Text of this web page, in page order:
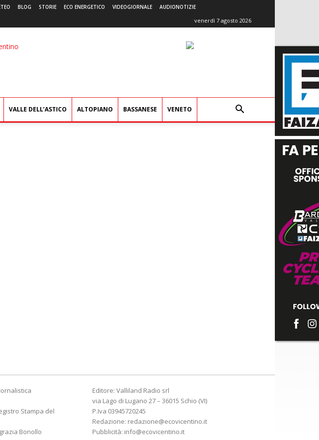
BLOG STORIE ECO ENERGETICO VIDEOGIORNALE AUDIONOTIZIE
venerdì 7 agosto 2026
VALLE DELL’ASTICO ALTOPIANO BASSANESE VENETO
Stampa del
Bonollo
Editore: Valliland Radio srl
via Lago di Lugano 27 – 36015 Schio (VI)
P.Iva 03945720245
Redazione: redazione@ecovicentino.it
Pubblicità: info@ecovicentino.it